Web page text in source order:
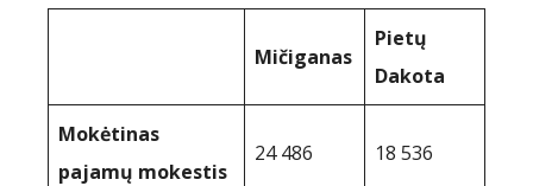
Mičiganas
Pietų
Dakota
Mokėtinas
pajamų mokestis
24 486 18 536